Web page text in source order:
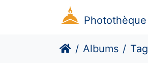
Photothèque
Albums Tag